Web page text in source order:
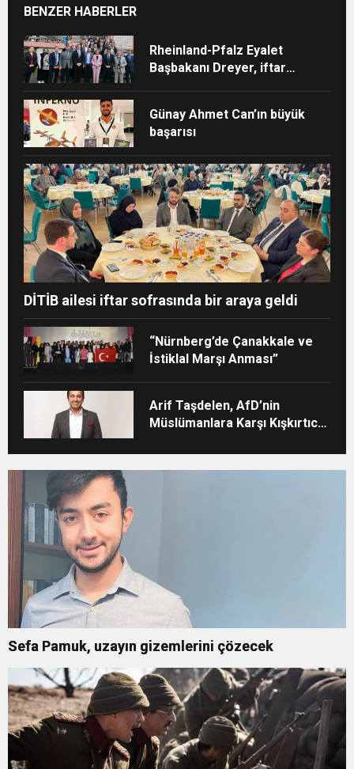
BENZER HABERLER
Rheinland-Pfalz Eyalet
Başbakanı Dreyer, iftar
Günay Ahmet Can’ın büyük
başarısı
DİTİB ailesi iftar sofrasında bir araya geldi
“Nürnberg’de Çanakkale ve
İstiklal Marşı Anması”
Arif Taşdelen, AfD’nin
Müslümanlara Karşı Kışkırtıcı
Sefa Pamuk, uzayın gizemlerini çözecek